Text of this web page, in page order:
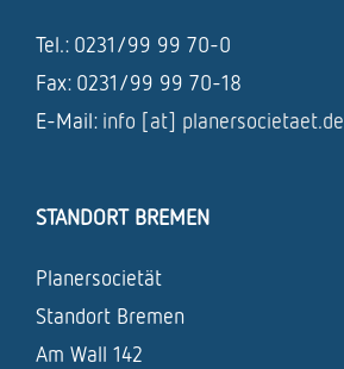
Tel.: 0231/99 99 70-0
Fax: 0231/99 99 70-18
E-Mail: info [at] planersocietaet.de
STANDORT BREMEN
Planersocietät
Standort Bremen
Am Wall 142